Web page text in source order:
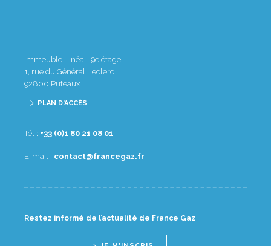
Immeuble Linéa - 9e étage
1, rue du Général Leclerc
92800 Puteaux
PLAN D'ACCÈS
Tél : 10 80 12 08 1(0) 33+
E-mail : rf.zagecnarf@tcatnoc
Restez informé de l’actualité de France Gaz